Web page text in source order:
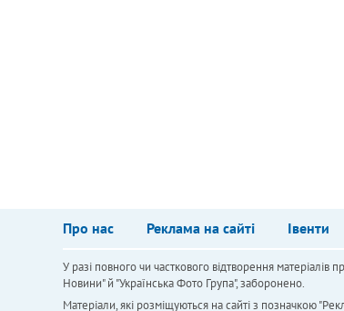
Про нас Реклама на сайті Івенти
У разі повного чи часткового відтворення
Новини" й "Українська Фото Група", заборонено.
Матеріали, які розміщуються на сайті з позначкою